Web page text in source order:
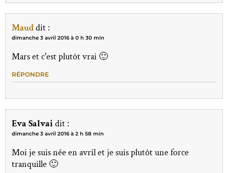
Mauddit :
dimanche 3 avril 2016 à 0 h 30 min
Mars et c'est plutôt vrai 🙂
RÉPONDRE
Eva Salvaidit :
dimanche 3 avril 2016 à 2 h 58 min
Moi je suis née en avril et je suis plutôt une force
tranquille 🙂